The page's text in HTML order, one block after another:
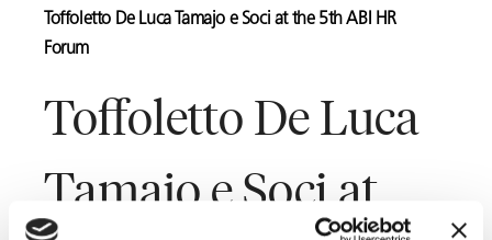
Toffoletto De Luca Tamajo e Soci at the 5th ABI HR
Forum
Toffoletto De Luca
Tamajo e Soci at